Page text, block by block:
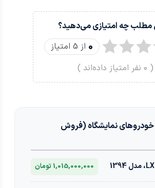
مطلب چه امتیازی می‌دهید؟
0 از 5 امتیاز
(
0 نفر امتیاز داده‌اند )
نمایشگاه (فروش
1,015,000,000 تومان